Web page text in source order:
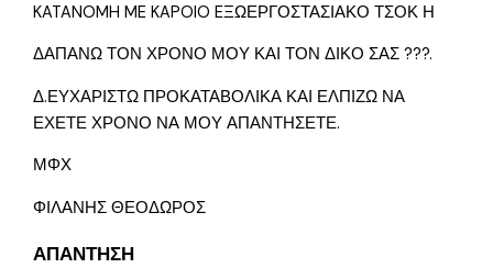
KATANOMH ME KAPOIO EΞΩΕΡΓΟΣΤΑΣΙΑΚΟ ΤΣΟΚ Η
ΔΑΠΑΝΩ ΤΟΝ ΧΡΟΝΟ ΜΟΥ ΚΑΙ ΤΟΝ ΔΙΚΟ ΣΑΣ ???.
Δ.ΕΥΧΑΡΙΣΤΩ ΠΡΟΚΑΤΑΒΟΛΙΚΑ ΚΑΙ ΕΛΠΙΖΩ ΝΑ
ΕΧΕΤΕ ΧΡΟΝΟ ΝΑ ΜΟΥ ΑΠΑΝΤΗΣΕΤΕ.
ΜΦΧ
ΦΙΛΑΝΗΣ ΘΕΟΔΩΡΟΣ
ΑΠΑΝΤΗΣΗ